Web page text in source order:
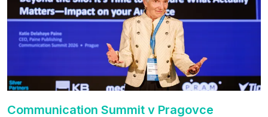
Communication Summit v Pragovce